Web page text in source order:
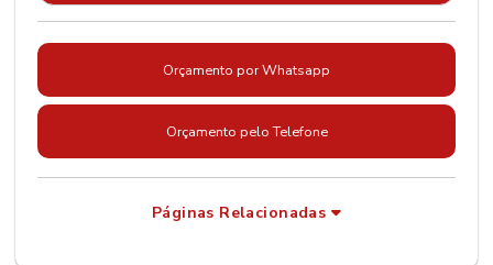
Orçamento por Whatsapp
Orçamento pelo Telefone
Páginas Relacionadas